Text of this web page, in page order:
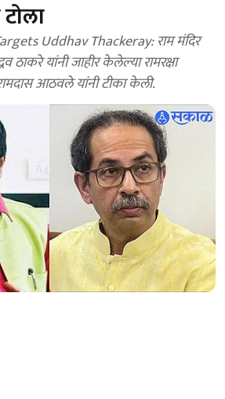
Uddhav Thackeray: राम मंदिर
ठाकरे यांनी जाहीर केलेल्या रामरक्षा
आठवले यांनी टीका केली.